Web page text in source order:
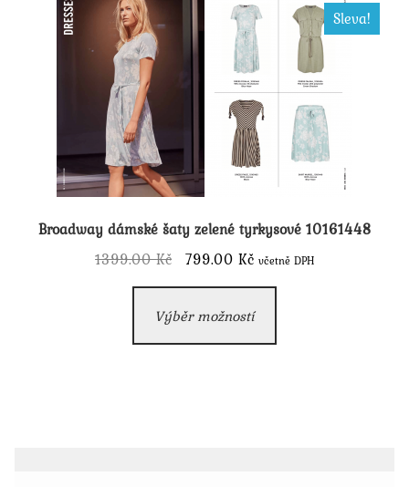
vybrat
stránce
produktu
Broadway dámské šaty zelené tyrkysové 10161448
Sleva!
1399.00Kč
Původní
cena
byla:
799.00 KčAktuální
cena
je:
včetně DPH
Výběr možností
má